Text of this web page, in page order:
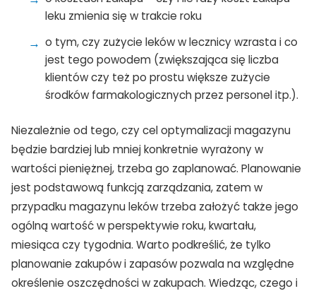
leku zmienia się w trakcie roku
o tym, czy zużycie leków w lecznicy wzrasta i co
jest tego powodem (zwiększająca się liczba
klientów czy też po prostu większe zużycie
środków farmakologicznych przez personel itp.).
Niezależnie od tego, czy cel optymalizacji magazynu
będzie bardziej lub mniej konkretnie wyrażony w
wartości pieniężnej, trzeba go zaplanować. Planowanie
jest podstawową funkcją zarządzania, zatem w
przypadku magazynu leków trzeba założyć także jego
ogólną wartość w perspektywie roku, kwartału,
miesiąca czy tygodnia. Warto podkreślić, że tylko
planowanie zakupów i zapasów pozwala na względne
określenie oszczędności w zakupach. Wiedząc, czego i